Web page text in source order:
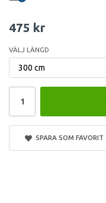
475 kr
VÄLJ LÄNGD
SPARA SOM FAVORIT